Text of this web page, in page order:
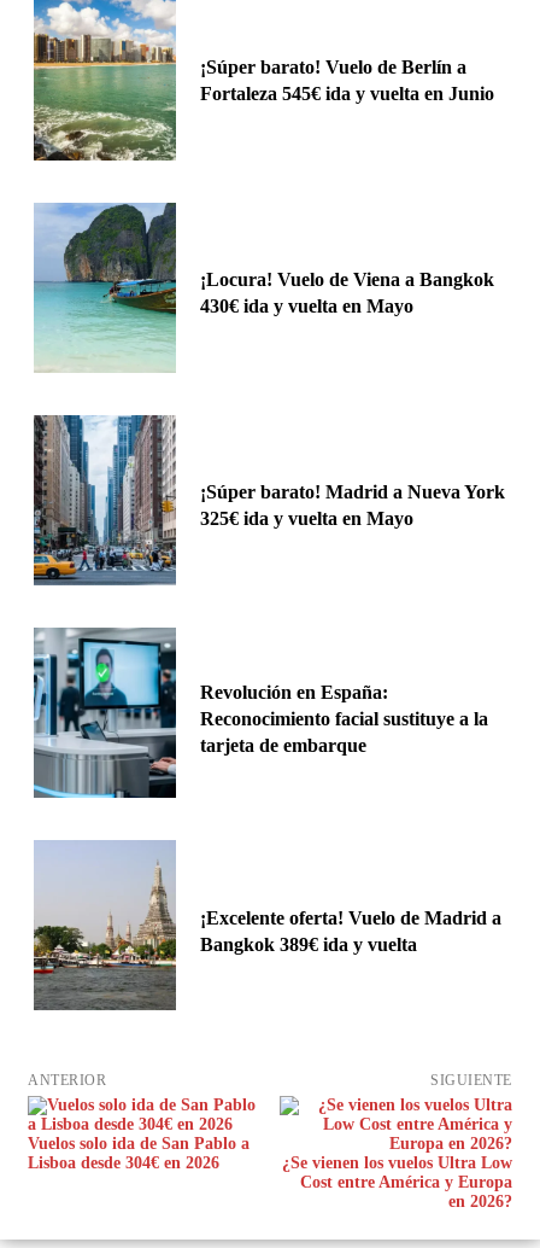
¡Súper barato! Vuelo de Berlín a
Fortaleza 545€ ida y vuelta en Junio
¡Locura! Vuelo de Viena a Bangkok
430€ ida y vuelta en Mayo
¡Súper barato! Madrid a Nueva York
325€ ida y vuelta en Mayo
Revolución en España:
Reconocimiento facial sustituye a la
tarjeta de embarque
¡Excelente oferta! Vuelo de Madrid a
Bangkok 389€ ida y vuelta
ANTERIOR
Vuelos solo ida de San Pablo a
Lisboa desde 304€ en 2026
SIGUIENTE
¿Se vienen los vuelos Ultra Low
Cost entre América y Europa
en 2026?